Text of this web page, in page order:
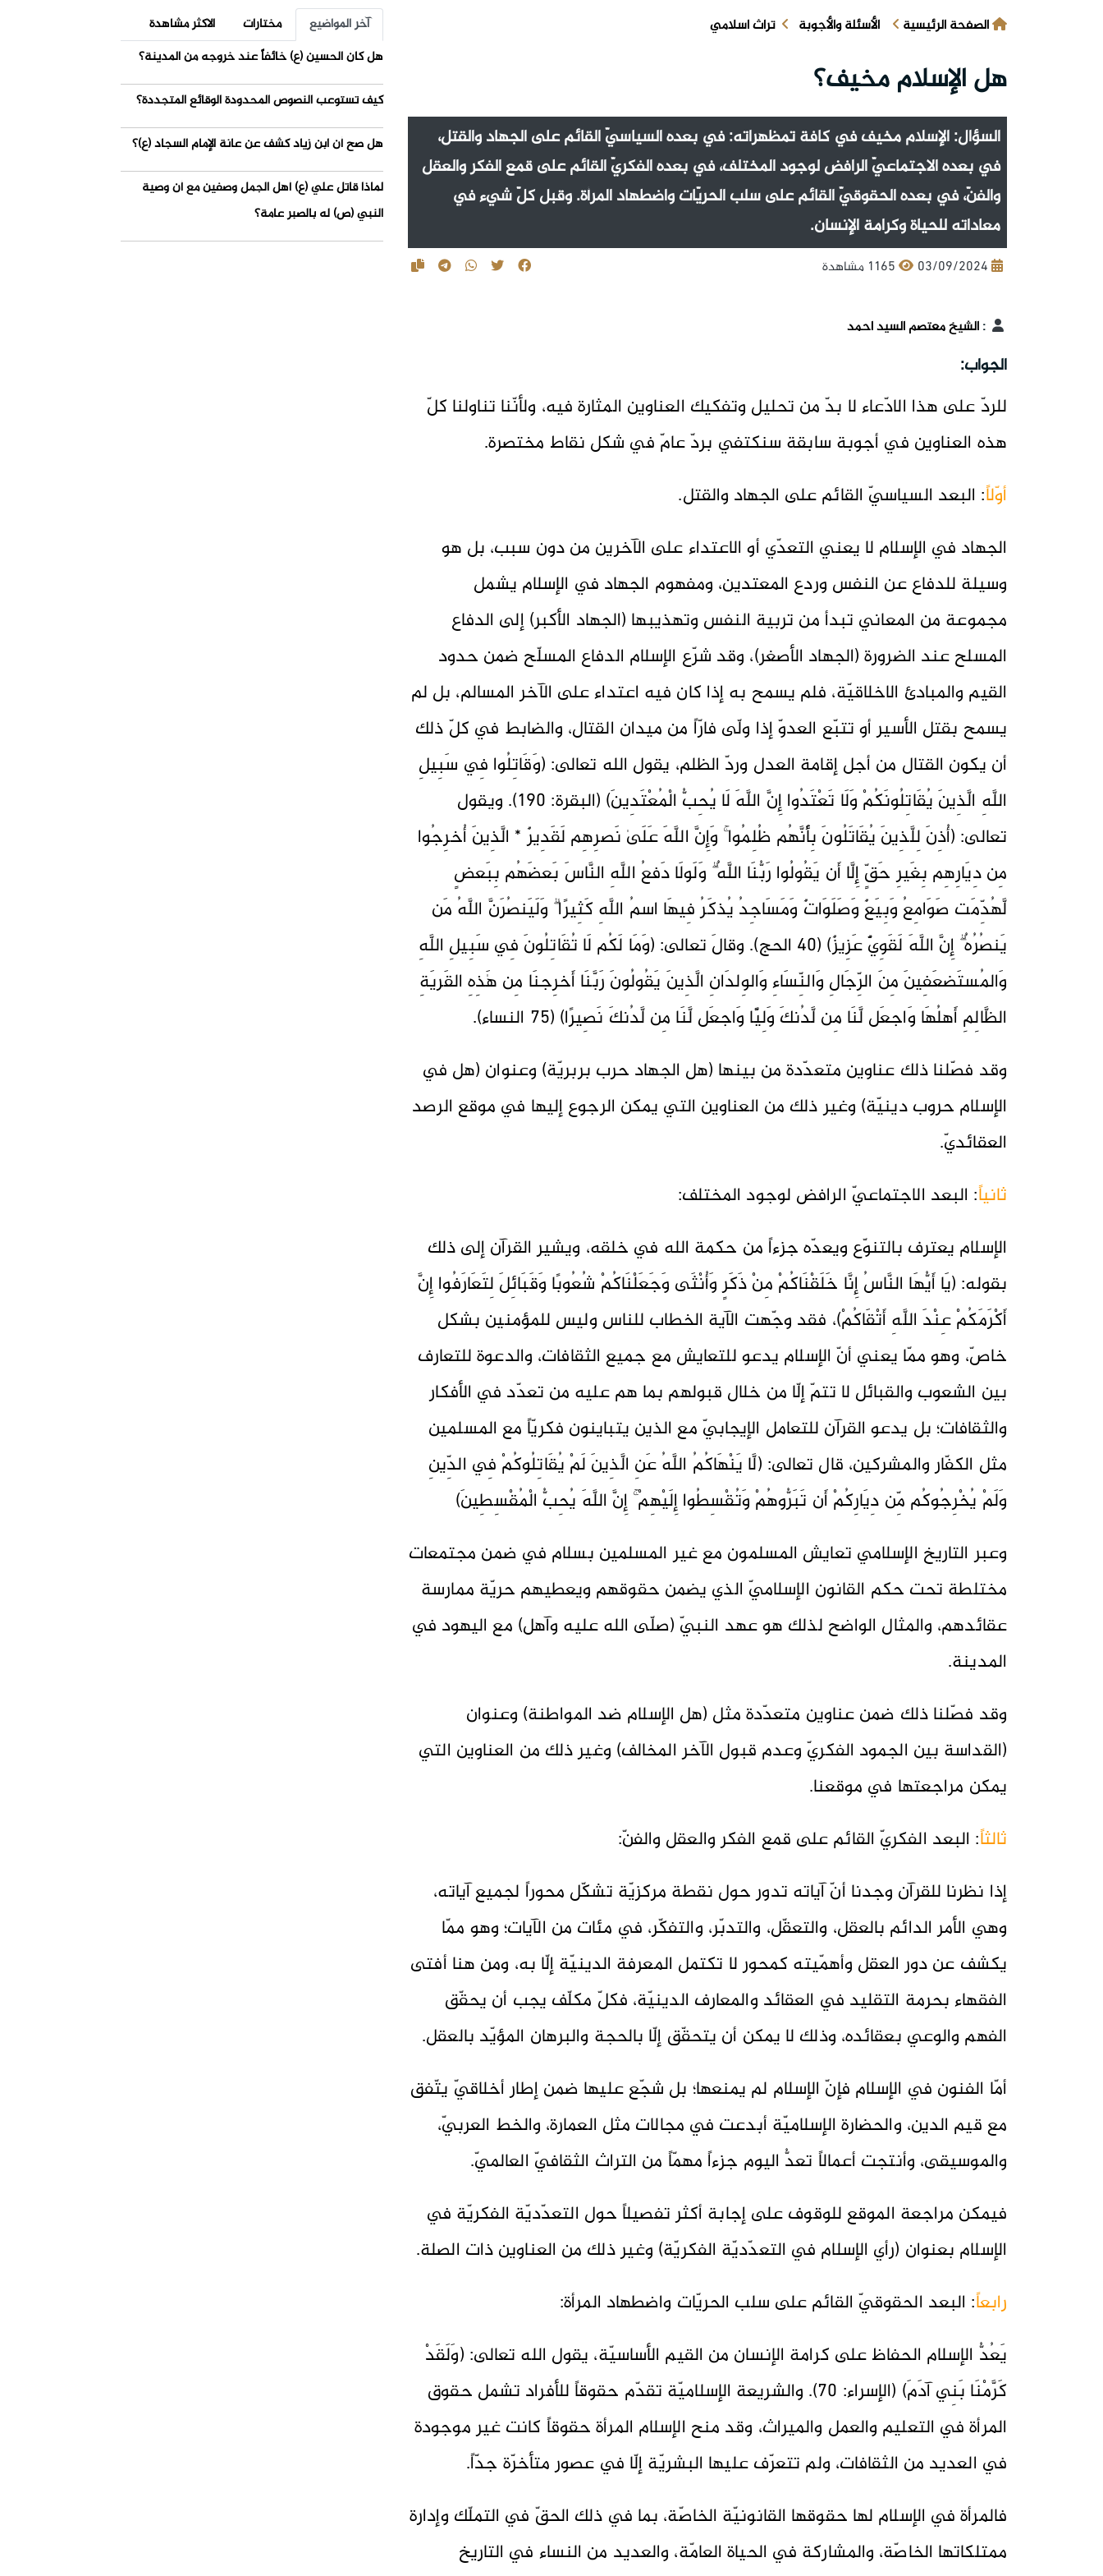
الصفحة الرئيسية الأسئلة والأجوبة تراث اسلامي
هل الإسلام مخيف؟
السؤال: الإسلام مخيف في كافة تمظهراته: في بعده السياسيّ القائم على الجهاد والقتل،
في بعده الاجتماعيّ الرافض لوجود المختلف، في بعده الفكريّ القائم على قمع الفكر والعقل
والفنّ، في بعده الحقوقيّ القائم على سلب الحريّات واضطهاد المرأة. وقبل كلّ شيء في
معاداته للحياة وكرامة الإنسان.
03/09/2024 1165 مشاهدة
:الشيخ معتصم السيد احمد
الجواب:
للردّ على هذا الادّعاء لا بدّ من تحليل وتفكيك العناوين المثارة فيه، ولأنّنا تناولنا كلّ
هذه العناوين في أجوبة سابقة سنكتفي بردّ عامّ في شكل نقاط مختصرة.
أوّلاً: البعد السياسيّ القائم على الجهاد والقتل.
الجهاد في الإسلام لا يعني التعدّي أو الاعتداء على الآخرين من دون سبب، بل هو
وسيلة للدفاع عن النفس وردع المعتدين، ومفهوم الجهاد في الإسلام يشمل
مجموعة من المعاني تبدأ من تربية النفس وتهذيبها (الجهاد الأكبر) إلى الدفاع
المسلح عند الضرورة (الجهاد الأصغر)، وقد شرّع الإسلام الدفاع المسلّح ضمن حدود
القيم والمبادئ الاخلاقيّة، فلم يسمح به إذا كان فيه اعتداء على الآخر المسالم، بل لم
يسمح بقتل الأسير أو تتبّع العدوّ إذا ولّى فارّاً من ميدان القتال، والضابط في كلّ ذلك
أن يكون القتال من أجل إقامة العدل وردّ الظلم، يقول الله تعالى: (وَقَاتِلُوا فِي سَبِيلِ
اللَّهِ الَّذِينَ يُقَاتِلُونَكُمْ وَلَا تَعْتَدُوا إِنَّ اللَّهَ لَا يُحِبُّ الْمُعْتَدِينَ) (البقرة: 190). ويقول
تعالى: (أُذِنَ لِلَّذِينَ يُقَاتَلُونَ بِأَنَّهُم ظُلِمُوا ۚ وَإِنَّ اللَّهَ عَلَىٰ نَصرِهِم لَقَدِيرٌ * الَّذِينَ أُخرِجُوا
مِن دِيَارِهِم بِغَيرِ حَقٍّ إِلَّا أَن يَقُولُوا رَبُّنَا اللَّهُ ۗ وَلَولَا دَفعُ اللَّهِ النَّاسَ بَعضَهُم بِبَعضٍ
لَّهُدِّمَت صَوَامِعُ وَبِيَعٌ وَصَلَوَاتٌ وَمَسَاجِدُ يُذكَرُ فِيهَا اسمُ اللَّهِ كَثِيرًا ۗ وَلَيَنصُرَنَّ اللَّهُ مَن
يَنصُرُهُ ۗ إِنَّ اللَّهَ لَقَوِيٌّ عَزِيزٌ) (40 الحج). وقالَ تعالى: (وَمَا لَكُم لَا تُقَاتِلُونَ فِي سَبِيلِ اللَّهِ
وَالمُستَضعَفِينَ مِنَ الرِّجَالِ وَالنِّسَاءِ وَالوِلدَانِ الَّذِينَ يَقُولُونَ رَبَّنَا أَخرِجنَا مِن هَٰذِهِ القَريَةِ
الظَّالِمِ أَهلُهَا وَاجعَل لَّنَا مِن لَّدُنكَ وَلِيًّا وَاجعَل لَّنَا مِن لَّدُنكَ نَصِيرًا) (75 النساء).
وقد فصّلنا ذلك عناوين متعدّدة من بينها (هل الجهاد حرب بربريّة) وعنوان (هل في
الإسلام حروب دينيّة) وغير ذلك من العناوين التي يمكن الرجوع إليها في موقع الرصد
العقائديّ.
ثانياً: البعد الاجتماعيّ الرافض لوجود المختلف:
الإسلام يعترف بالتنوّع ويعدّه جزءاً من حكمة الله في خلقه، ويشير القرآن إلى ذلك
بقوله: (يَا أَيُّهَا النَّاسُ إِنَّا خَلَقْنَاكُمْ مِنْ ذَكَرٍ وَأُنْثَى وَجَعَلْنَاكُمْ شُعُوبًا وَقَبَائِلَ لِتَعَارَفُوا إِنَّ
أَكْرَمَكُمْ عِنْدَ اللَّهِ أَتْقَاكُمْ)، فقد وجّهت الآية الخطاب للناس وليس للمؤمنين بشكل
خاصّ، وهو ممّا يعني أنّ الإسلام يدعو للتعايش مع جميع الثقافات، والدعوة للتعارف
بين الشعوب والقبائل لا تتمّ إلّا من خلال قبولهم بما هم عليه من تعدّد في الأفكار
والثقافات؛ بل يدعو القرآن للتعامل الإيجابيّ مع الذين يتباينون فكريّاً مع المسلمين
مثل الكفّار والمشركين، قال تعالى: (لَّا يَنْهَاكُمُ اللَّهُ عَنِ الَّذِينَ لَمْ يُقَاتِلُوكُمْ فِي الدِّينِ
وَلَمْ يُخْرِجُوكُم مِّن دِيَارِكُمْ أَن تَبَرُّوهُمْ وَتُقْسِطُوا إِلَيْهِمْ ۚ إِنَّ اللَّهَ يُحِبُّ الْمُقْسِطِينَ)
وعبر التاريخ الإسلامي تعايش المسلمون مع غير المسلمين بسلام في ضمن مجتمعات
مختلطة تحت حكم القانون الإسلاميّ الذي يضمن حقوقهم ويعطيهم حريّة ممارسة
عقائدهم، والمثال الواضح لذلك هو عهد النبيّ (صلّى الله عليه وآهل) مع اليهود في
المدينة.
وقد فصّلنا ذلك ضمن عناوين متعدّدة مثل (هل الإسلام ضد المواطنة) وعنوان
(القداسة بين الجمود الفكريّ وعدم قبول الآخر المخالف) وغير ذلك من العناوين التي
يمكن مراجعتها في موقعنا.
ثالثاً: البعد الفكريّ القائم على قمع الفكر والعقل والفنّ:
إذا نظرنا للقرآن وجدنا أنّ آياته تدور حول نقطة مركزيّة تشكّل محوراً لجميع آياته،
وهي الأمر الدائم بالعقل، والتعقّل، والتدبّر، والتفكّر، في مئات من الآيات؛ وهو ممّا
يكشف عن دور العقل وأهمّيته كمحور لا تكتمل المعرفة الدينيّة إلّا به، ومن هنا أفتى
الفقهاء بحرمة التقليد في العقائد والمعارف الدينيّة، فكلّ مكلّف يجب أن يحقّق
الفهم والوعي بعقائده، وذلك لا يمكن أن يتحقّق إلّا بالحجة والبرهان المؤيّد بالعقل.
أمّا الفنون في الإسلام فإنّ الإسلام لم يمنعها؛ بل شجّع عليها ضمن إطار أخلاقيّ يتّفق
مع قيم الدين، والحضارة الإسلاميّة أبدعت في مجالات مثل العمارة، والخط العربيّ،
والموسيقى، وأنتجت أعمالاً تعدُّ اليوم جزءاً مهمّاً من التراث الثقافيّ العالميّ.
فيمكن مراجعة الموقع للوقوف على إجابة أكثر تفصيلاً حول التعدّديّة الفكريّة في
الإسلام بعنوان (رأي الإسلام في التعدّديّة الفكريّة) وغير ذلك من العناوين ذات الصلة.
رابعاً: البعد الحقوقيّ القائم على سلب الحريّات واضطهاد المرأة:
يَعُدُّ الإسلام الحفاظ على كرامة الإنسان من القيم الأساسيّة، يقول الله تعالى: (وَلَقَدْ
كَرَّمْنَا بَنِي آدَمَ) (الإسراء: 70). والشريعة الإسلاميّة تقدّم حقوقاً للأفراد تشمل حقوق
المرأة في التعليم والعمل والميراث، وقد منح الإسلام المرأة حقوقاً كانت غير موجودة
في العديد من الثقافات، ولم تتعرّف عليها البشريّة إلّا في عصور متأخرّة جدّاً.
فالمرأة في الإسلام لها حقوقها القانونيّة الخاصّة، بما في ذلك الحقّ في التملّك وإدارة
ممتلكاتها الخاصّة، والمشاركة في الحياة العامّة، والعديد من النساء في التاريخ
آخر المواضيع مختارات
الاكثر مشاهدة
هل كان الحسين (ع) خائفاً عند خروجه من المدينة؟
كيف تستوعب النصوص المحدودة الوقائع المتجددة؟
هل صح أن ابن زياد كشف عن عانة الإمام السجاد (ع)؟
لماذا قاتل علي (ع) أهل الجمل وصفين مع أن وصية
النبي (ص) له بالصبر عامة؟